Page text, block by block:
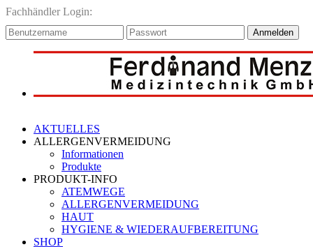
Fachhändler Login:
Anmelden
AKTUELLES
ALLERGENVERMEIDUNG
Informationen
Produkte
PRODUKT-INFO
ATEMWEGE
ALLERGENVERMEIDUNG
HAUT
HYGIENE & WIEDERAUFBEREITUNG
SHOP